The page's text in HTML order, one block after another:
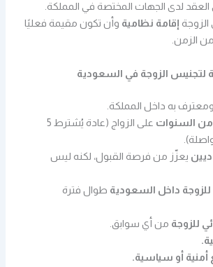
العقد لدى الجهات المختصة في المملكة.
إقامة نظامية وأن تكون مقيمة فعليًا
الزمن.
لتجنيس الزوجة في السعودية
ومعترف به داخل المملكة.
السنوات
على الزواج (عادة يُشترط 5
يعزّز من فرصة القبول، لكنه ليس
للزوجة داخل السعودية طوال فترة
للزوجة من أي سوابق.
أو سياسية.